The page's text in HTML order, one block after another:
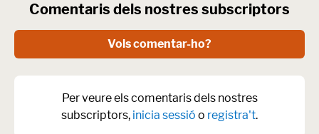
Comentaris dels nostres subscriptors
Vols comentar-ho?
Per veure els comentaris dels nostres
subscriptors, inicia sessió o registra't.